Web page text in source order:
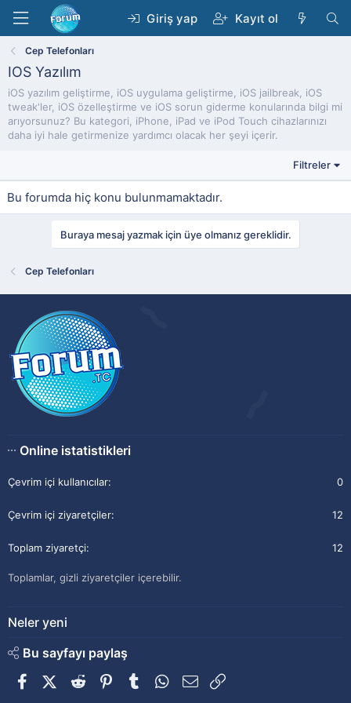
Giriş yap Kayıt ol
Cep Telefonları
IOS Yazılım
iOS yazılım geliştirme, iOS uygulama geliştirme, iOS jailbreak, iOS
tweak'ler, iOS özelleştirme ve iOS sorun giderme konularında bilgi mi
arıyorsunuz? Bu kategori, iPhone, iPad ve iPod Touch cihazlarınızı
daha iyi hale getirmenize yardımcı olacak her şeyi içerir.
Filtreler
Bu forumda hiç konu bulunmamaktadır.
Buraya mesaj yazmak için üye olmanız gereklidir.
Cep Telefonları
Online istatistikleri
Çevrim içi kullanıcılar 0
Çevrim içi ziyaretçiler 12
Toplam ziyaretçi 12
Toplamlar, gizli ziyaretçiler içerebilir.
Neler yeni
Bu sayfayı paylaş
FacebookX (Twitter)
Reddit PinterestTumblrWhatsApp
E-posta